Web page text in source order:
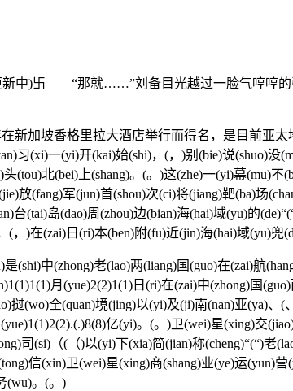
新中)卐 “那就……”刘备目光越过一脸气哼哼的
坡香格里拉大酒店举行而得名，是目前亚
一(yi)开(kai)始(shi)，(，)别(bie)说(shuo)没
(tou)北(bei)上(shang)。(。)这(zhe)一(yi)幕(mu)不
(fang)军(jun)首(shou)次(ci)将(jiang)靶(ba)场
(tai)岛(dao)周(zhou)边(bian)海(hai)域(yu)的
，)在(zai)日(ri)本(ben)附(fu)近(jin)海(hai)域(yu)兜
中(zhong)老(lao)两(liang)国(guo)在(zai)航
月(yue)2(2)1(1)日(ri)在(zai)中(zhong)国
挝(wo)全(quan)境(jing)以(yi)及(ji)南(nan)亚(ya)、
亿(yi)。(。)卫(wei)星(xing)交
司(si)（(（)以(yi)下(xia)简(jian)称(cheng)“(“)老
信(xin)卫(wei)星(xing)商(shang)业(ye)运
(wu)。(。)